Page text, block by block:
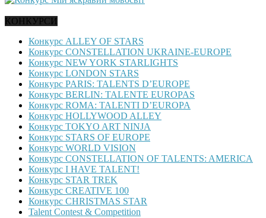
КОНКУРСИ
Конкурс ALLEY OF STARS
Конкурс CONSTELLATION UKRAINE-EUROPE
Конкурс NEW YORK STARLIGHTS
Конкурс LONDON STARS
Конкурс PARIS: TALENTS D’EUROPE
Конкурс BERLIN: TALENTE EUROPAS
Конкурс ROMA: TALENTI D’EUROPA
Конкурс HOLLYWOOD ALLEY
Конкурс TOKYO ART NINJA
Конкурс STARS OF EUROPE
Конкурс WORLD VISION
Конкурс CONSTELLATION OF TALENTS: AMERICA
Конкурс I HAVE TALENT!
Конкурс STAR TREK
Конкурс CREATIVE 100
Конкурс CHRISTMAS STAR
Talent Contest & Competition